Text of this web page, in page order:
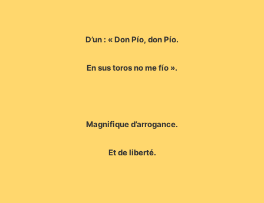
D’un : « Don Pío, don Pío.
En sus toros no me fío ».
Magnifique d’arrogance.
Et de liberté.